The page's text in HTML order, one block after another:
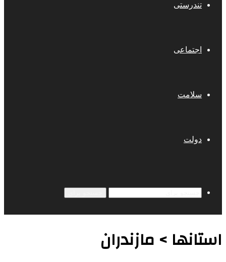
تندرستی
اجتماعی
سلامت
دولت
استانها > مازندران